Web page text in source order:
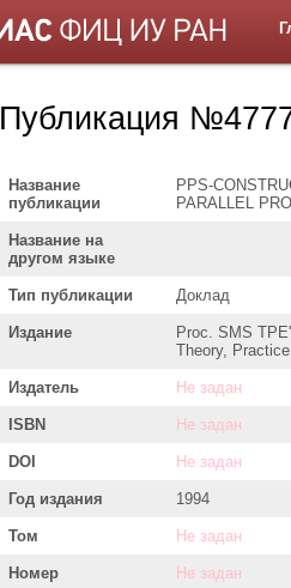
Публикация
Название
публикации
PPS-
PARALLEL
Название на
другом языке
Тип публикации Доклад
Издание
Proc. SMS
Theory,
Издатель Не задан
ISBN Не задан
DOI Не задан
Год издания 1994
Том Не задан
Номер Не задан